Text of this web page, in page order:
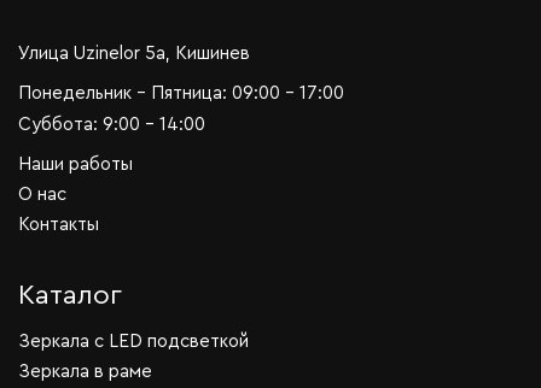
Улица Uzinelor 5a, Кишинев
Понедельник - Пятница: 09:00 - 17:00
Суббота: 9:00 - 14:00
Наши работы
О нас
Контакты
Каталог
Зеркала c LED подсветкой
Зеркала в раме